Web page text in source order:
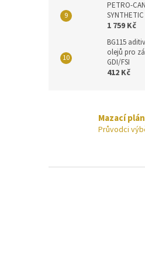
PETRO-
1 759 Kč
BG115
olejů pro
GDI/FSI
412 Kč
Mazací
Průvodci